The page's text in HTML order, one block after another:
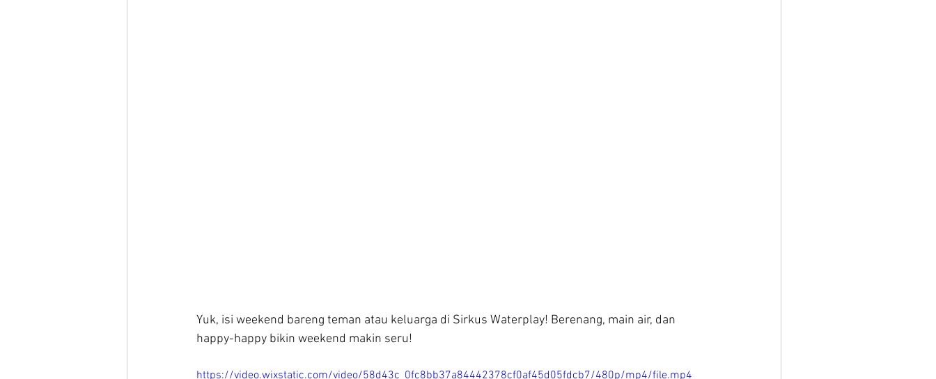
Yuk, isi weekend bareng teman atau keluarga di Sirkus Waterplay! Berenang, main air, dan
happy-happy bikin weekend makin seru!
https://video.wixstatic.com/video/58d43c_0fc8bb37a84442378cf0af45d05fdcb7/480p/mp4/file.mp4